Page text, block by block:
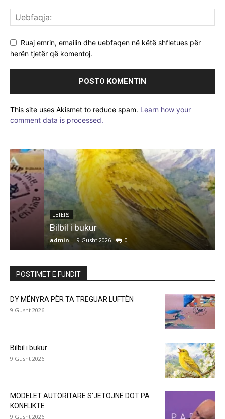
Ruaj emrin, emailin dhe uebfaqen në këtë shfletues për
herën tjetër që komentoj.
This site uses Akismet to reduce spam. Learn how your
comment data is processed.
LETËRSI
Bilbil i bukur
9 Gusht 2026 0
POSTIMET E FUNDIT
DY MËNYRA PËR TA TREGUAR LUFTËN
9 Gusht 2026
Bilbil i bukur
9 Gusht 2026
MODELET AUTORITARE S’JETOJNË DOT PA
KONFLIKTE
9 Gusht 2026